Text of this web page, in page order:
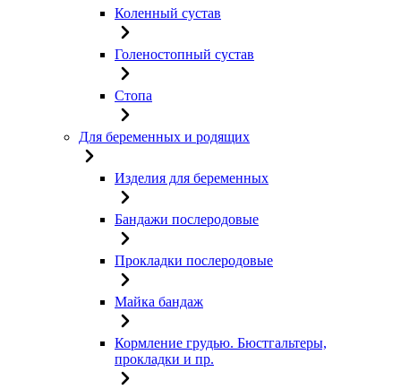
Коленный сустав
Голеностопный сустав
Стопа
Для беременных и родящих
Изделия для беременных
Бандажи послеродовые
Прокладки послеродовые
Майка бандаж
Кормление грудью. Бюстгальтеры,
прокладки и пр.